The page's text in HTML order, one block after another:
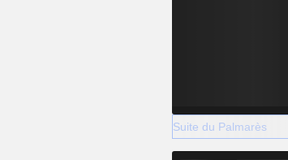
Suite du Palmarès